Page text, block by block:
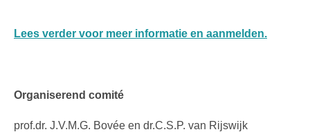
Lees verder voor meer informatie en aanmelden.
Organiserend comité
prof.dr. J.V.M.G. Bovée en dr.C.S.P. van Rijswijk